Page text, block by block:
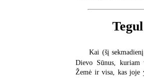
Kai (šį
Dievo Sūnus, kuriam
Žemė ir visa, kas joje